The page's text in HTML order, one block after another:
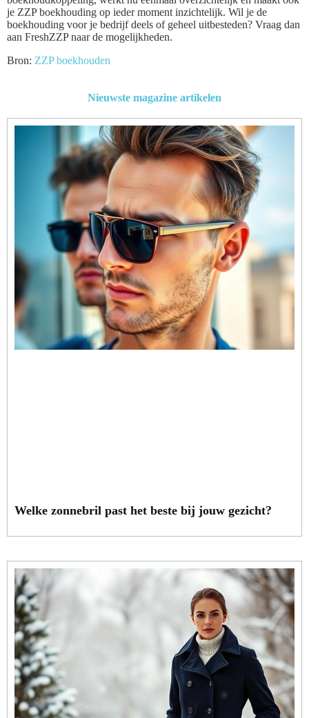
je ZZP boekhouding op ieder moment inzichtelijk. Wil je de
boekhouding voor je bedrijf deels of geheel uitbesteden? Vraag dan
aan FreshZZP naar de mogelijkheden.
Bron: ZZP boekhouden
Nieuwste magazine artikelen
Welke zonnebril past het beste bij jouw gezicht?